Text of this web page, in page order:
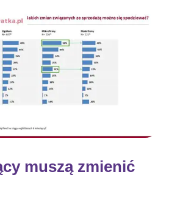
muszą zmienić